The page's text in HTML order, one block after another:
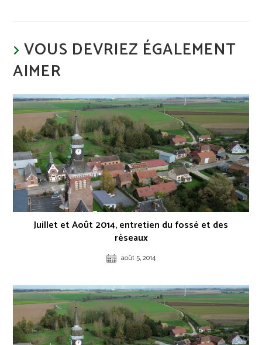
VOUS DEVRIEZ ÉGALEMENT
AIMER
Juillet et Août 2014, entretien du fossé et des
réseaux
août 5, 2014